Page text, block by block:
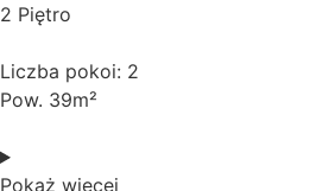
2 Piętro
Liczba pokoi: 2
Pow. 39m²
Pokaż więcej